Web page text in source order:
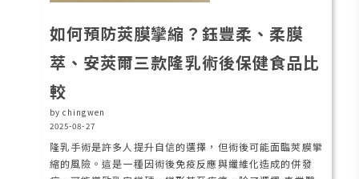
如何預防莢膜攣縮？鈺豐柔、柔膜
萃、安莢爾三款隆乳術後保健食品比
較
by chingwen
2025-08-27
隆乳手術是許多人提升自信的選擇，但術後可能面臨莢膜攣
縮的風險。這是一種因術後免疫反應與纖維化造成的併發